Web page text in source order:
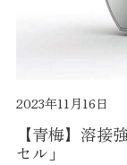
2023年11月16日
【青梅】溶
セル」